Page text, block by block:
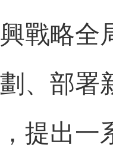
戰略全
、部署
提出一